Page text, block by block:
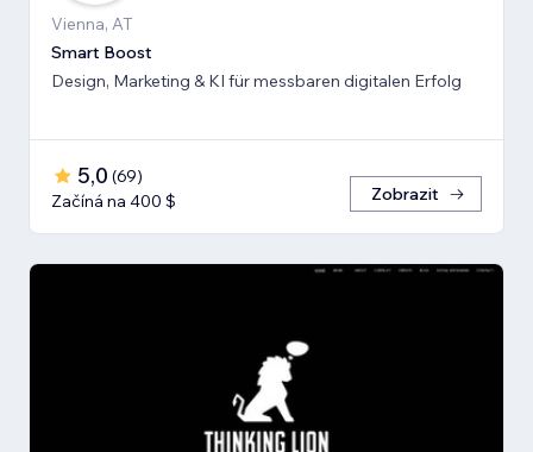
Vienna, AT
Smart Boost
Design, Marketing & KI für messbaren digitalen Erfolg
5,0 (69)
Začíná na 400 $
Zobrazit